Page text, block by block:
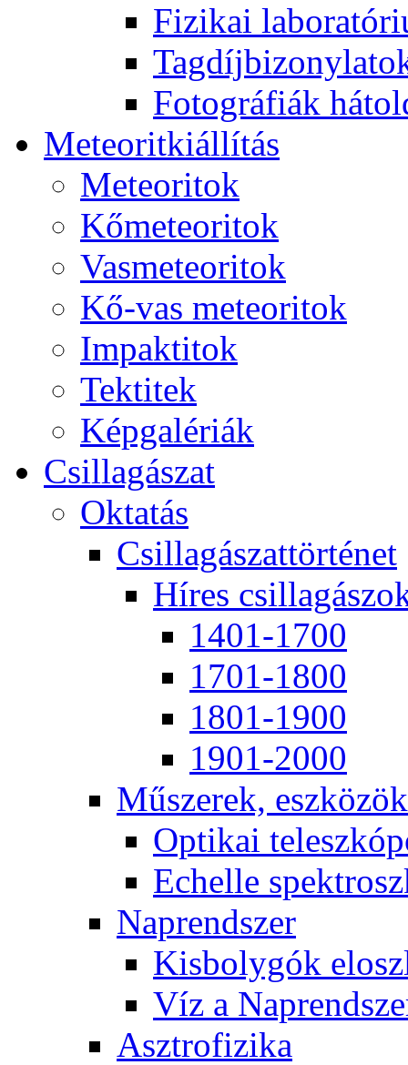
Fi­zi­kai
Fo­tog­rá­fi­ák
Me­te­o­rit­ki­ál­lí­tás
Me­te­o­ri­tok
Kő­me­te­o­ri­tok
Vas­me­te­o­ri­tok
Kő-vas me­te­o­ri­tok
Imp­ak­ti­tok
Tek­ti­tek
Kép­ga­lé­ri­ák
Csil­la­gá­szat
Ok­ta­tás
Csil­la­gá­szat­tör­té­net
Hí­res
1401-1700
1701-1800
1801-1900
1901-2000
Mű­sze­rek, esz­kö­zök
Op­ti­kai
Echel­le
Nap­rend­szer
Kis­boly­gók
Víz a
Aszt­ro­fi­zi­ka